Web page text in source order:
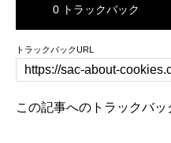
0 トラックバック
トラックバックURL
この記事へのトラックバッ